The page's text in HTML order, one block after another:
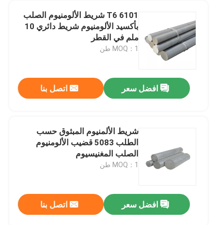
فيديوهات
حولنا
T6 6101 شريط الألومنيوم الصلب
بأكسيد الألومنيوم شريط دائري 10
ملم في القطر
MOQ：1 طن
افضل سعر اتصل بنا
شريط الألمنيوم المبثوق حسب
الطلب 5083 قضيب الألومنيوم
الصلب المغنيسيوم
MOQ：1 طن
افضل سعر اتصل بنا